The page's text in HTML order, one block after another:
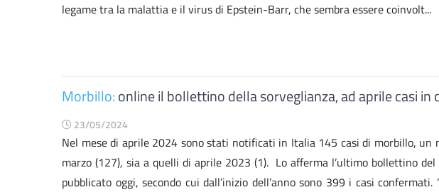
legame tra la malattia e il virus di Epstein-Barr, che sembra essere coinvolt...
Morbillo:online il bollettino della sorveglianza, ad aprile casi in
23/05/2024
Nel mese di aprile 2024 sono stati notificati in Italia 145 casi di morbillo,
marzo (127), sia a quelli di aprile 2023 (1). Lo afferma l’ultimo bollettino
pubblicato oggi, secondo cui dall’inizio dell’anno sono 399 i casi